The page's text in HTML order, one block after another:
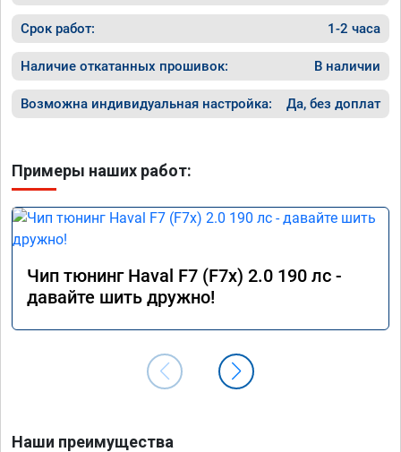
Срок работ: 1-2 часа
Наличие откатанных прошивок: В наличии
Возможна индивидуальная настройка: Да, без доплат
Примеры наших работ:
Чип тюнинг Haval F7 (F7x) 2.0 190 лс -
давайте шить дружно!
Наши преимущества